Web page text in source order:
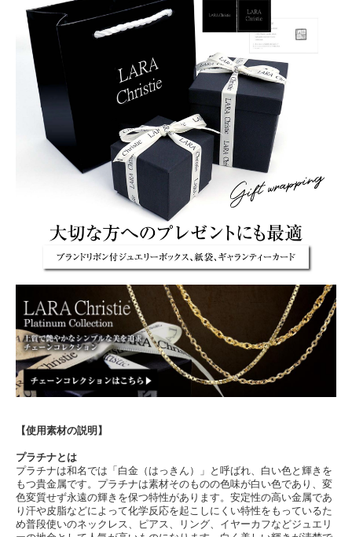
【使用素材の説明】
プラチナとは
プラチナは和名では「白金（はっきん）」と呼ばれ、白い色と輝きを
もつ貴金属です。プラチナは素材そのものの色味が白い色であり、変
色変質せず永遠の輝きを保つ特性があります。安定性の高い金属であ
り汗や皮脂などによって化学反応を起こしにくい特性をもっているた
め普段使いのネックレス、ピアス、リング、イヤーカフなどジュエリ